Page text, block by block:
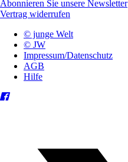
Abonnieren Sie unsere Newsletter
Vertrag widerrufen
© junge Welt
© JW
Impressum/Datenschutz
AGB
Hilfe